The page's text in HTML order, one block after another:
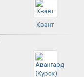
Квант